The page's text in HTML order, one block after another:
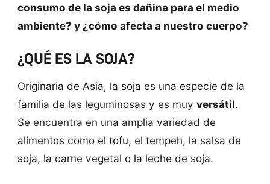
consumo de la soja es dañina para el medio
ambiente? y ¿cómo afecta a nuestro cuerpo?
¿QUÉ ES LA SOJA?
Originaria de Asia, la soja es una especie de la
familia de las leguminosas y es muy versátil.
Se encuentra en una amplia variedad de
alimentos como el tofu, el tempeh, la salsa de
soja, la carne vegetal o la leche de soja.